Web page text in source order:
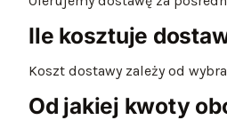
Ile kosztuje
Koszt dostawy zależy od
Od jakiej kwoty